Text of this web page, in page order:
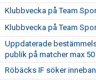
Klubbvecka på Team
Klubbvecka på Team
Uppdaterade
publik på matcher max
Röbäcks IF söker